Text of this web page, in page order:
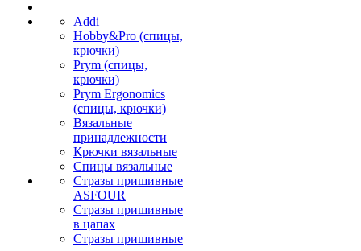
Addi
Hobby&Pro (спицы,
крючки)
Prym (спицы,
крючки)
Prym Ergonomics
(спицы, крючки)
Вязальные
принадлежности
Крючки вязальные
Спицы вязальные
Стразы пришивные
ASFOUR
Стразы пришивные
в цапах
Стразы пришивные